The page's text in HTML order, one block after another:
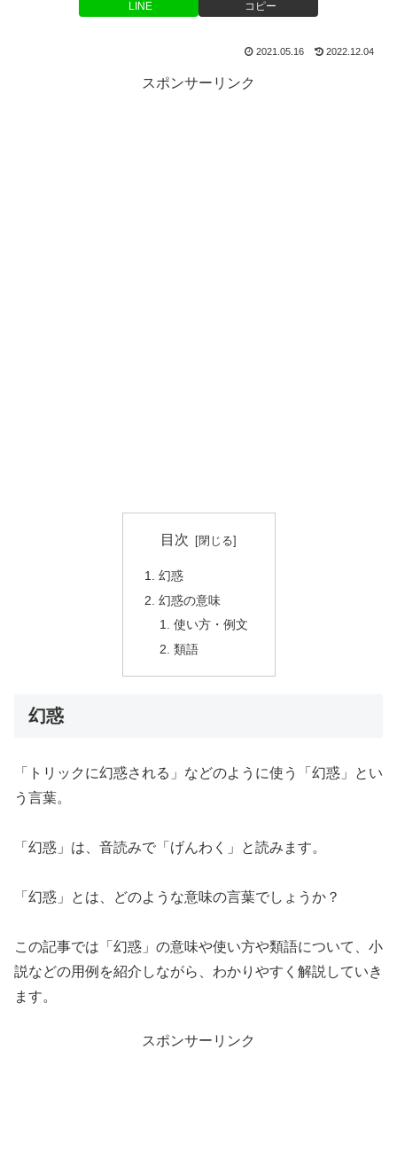
LINE コピー
2021.05.16 2022.12.04
スポンサーリンク
目次
幻惑
幻惑の意味
使い方・例文
類語
幻惑
「トリックに幻惑される」などのように使う「幻惑」とい
う言葉。
「幻惑」は、音読みで「げんわく」と読みます。
「幻惑」とは、どのような意味の言葉でしょうか？
この記事では「幻惑」の意味や使い方や類語について、小
説などの用例を紹介しながら、わかりやすく解説していき
ます。
スポンサーリンク